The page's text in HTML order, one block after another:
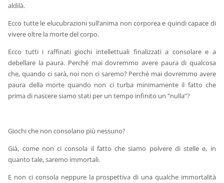
aldilà.
Ecco tutte le elucubrazioni sull’anima non corporea e quindi capace di
vivere oltre la morte del corpo.
Ecco tutti i raffinati giochi intellettuali finalizzati a consolare e a
debellare la paura. Perché mai dovremmo avere paura di qualcosa
che, quando ci sarà, noi non ci saremo? Perché mai dovremmo avere
paura della morte quando non ci turba minimamente il fatto che
prima di nascere siamo stati per un tempo infinito un “nulla”?
Giochi che non consolano più nessuno?
Già, come non ci consola il fatto che siamo polvere di stelle e, in
quanto tale, saremo immortali.
E non ci consola neppure la prospettiva di una qualche immortalità